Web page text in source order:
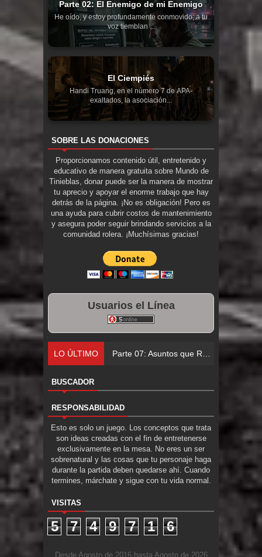
Parte 02: El Enemigo de mi Enemigo
He oído, y estoy profundamente conmovido; a tu
voz tiemblan ...
El Ciempiés
Handi Truang, en el número 7 de APA-
exaltados, la asociación...
SOBRE LAS DONACIONES
Proporcionamos contenido útil, entretenido y
educativo de manera gratuita sobre Mundo de
Tinieblas, donar puede ser la manera de mostrar
tu aprecio y apoyar el enorme trabajo que hay
detrás de la página. ¡No es obligación! Pero es
una ayuda para cubrir costos de mantenimiento
y asegura poder seguir brindando servicios a la
comunidad rolera. ¡Muchísimas gracias!
Usuarios el Línea
LO ÚLTIMO Parte 06: El Trato con los Muert
BUSCADOR
RESPONSABILIDAD
Esto es solo un juego. Los conceptos que trata
son ideas creadas con el fin de entretenerse
exclusivamente en la mesa. No eres un ser
sobrenatural y las cosas que tu personaje haga
durante la partida deben quedarse ahí. Cuando
termines, márchate y sigue con tu vida normal.
VISITAS
5 7 4 9 7 1 6
Desde Agosto de 2016 hasta Agosto de 2026